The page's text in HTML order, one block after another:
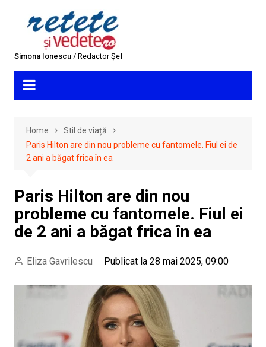
Simona Ionescu/ Redactor Șef
Home
Stil de viață
Paris Hilton are din nou probleme cu fantomele. Fiul ei de
2 ani a băgat frica în ea
Paris Hilton are din nou
probleme cu fantomele. Fiul ei
de 2 ani a băgat frica în ea
Eliza Gavrilescu Publicat la 28 mai 2025, 09:00